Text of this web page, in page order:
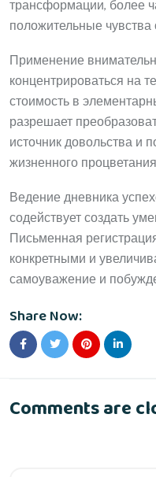
трансформации, более
положительные
Применение
концентрироваться на
стоимость в
разрешает
источник довольства и
жизненного
Ведение дневника
содействует создать
Письменная
конкретными и
самоуважение и
Share Now:
Comments are